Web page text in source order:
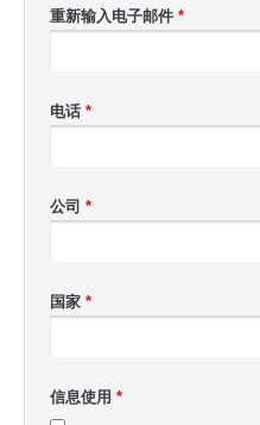
重新输入电子邮件 *
电话 *
公司 *
国家 *
信息使用 *